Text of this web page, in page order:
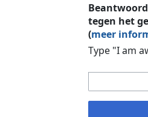
tegen het
(meer
Type "I am